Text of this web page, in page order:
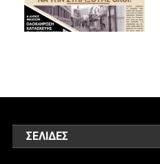
ΣΕΛΊΔΕΣ